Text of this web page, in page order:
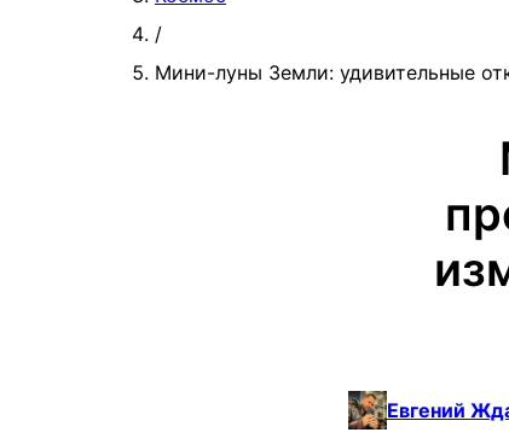
/
Мини-луны Земли: удивительные
Евгений